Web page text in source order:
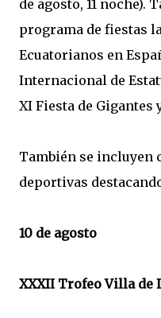
de agosto, 11 noche).
programa de fiestas
Ecuatorianos en
Internacional de
XI Fiesta de Gigantes
También se incluyen
deportivas
10 de agosto
XXXII Trofeo Villa de